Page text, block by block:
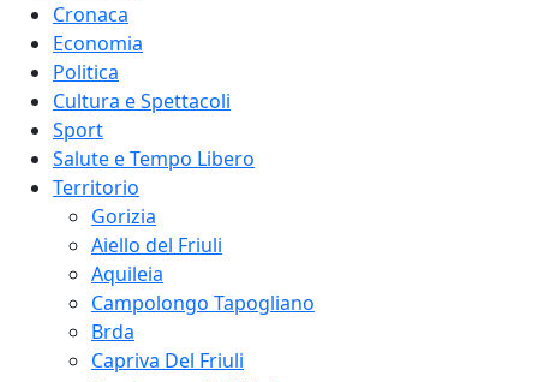
Cronaca
Economia
Politica
Cultura e Spettacoli
Sport
Salute e Tempo Libero
Territorio
Gorizia
Aiello del Friuli
Aquileia
Campolongo Tapogliano
Brda
Capriva Del Friuli